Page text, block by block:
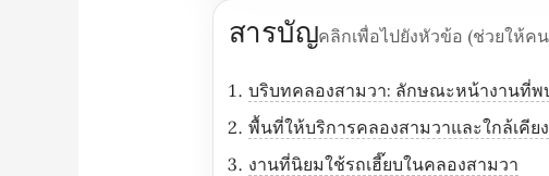
สารบัญคลิกเพื่อไปยังหัวข้อ (ช่วยให้
บริบทคลองสามวา: ลักษณะหน้างานที่พ
พื้นที่ให้บริการคลองสามวาและใกล้เคียง
งานที่นิยมใช้รถเฮี๊ยบในคลองสามวา